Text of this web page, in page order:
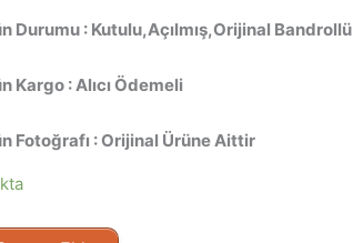
Durumu : Kutulu,Açılmış,Orijinal Bandrollü
Kargo : Alıcı Ödemeli
Fotoğrafı : Orijinal Ürüne Aittir